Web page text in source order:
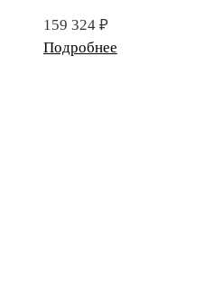
159 324 ₽
Подробнее